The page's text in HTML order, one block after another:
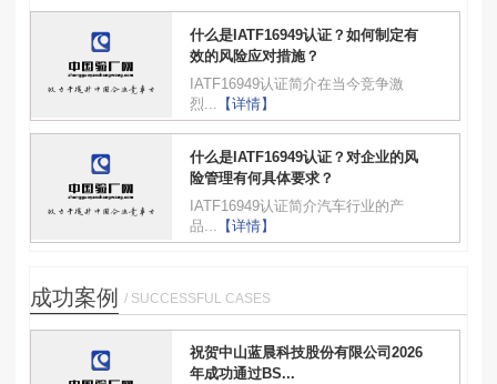
什么是IATF16949认证？如何制定有
效的风险应对措施？
IATF16949认证简介在当今竞争激
烈...
【详情】
什么是IATF16949认证？对企业的风
险管理有何具体要求？
IATF16949认证简介汽车行业的产
品...
【详情】
成功案例 / SUCCESSFUL CASES
祝贺中山蓝晨科技股份有限公司2026
年成功通过BS...